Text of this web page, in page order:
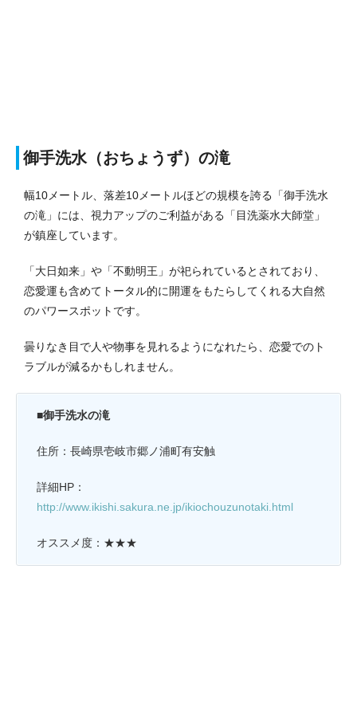
御手洗水（おちょうず）の滝
幅10メートル、落差10メートルほどの規模を誇る「御手洗水
の滝」には、視力アップのご利益がある「目洗薬水大師堂」
が鎮座しています。
「大日如来」や「不動明王」が祀られているとされており、
恋愛運も含めてトータル的に開運をもたらしてくれる大自然
のパワースポットです。
曇りなき目で人や物事を見れるようになれたら、恋愛でのト
ラブルが減るかもしれません。
■御手洗水の滝
住所：長崎県壱岐市郷ノ浦町有安触
詳細HP：
http://www.ikishi.sakura.ne.jp/ikiochouzunotaki.html
オススメ度：★★★